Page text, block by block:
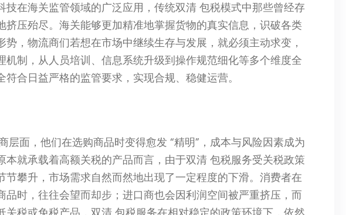
技在海关监管领域的广泛应用，传统双清 包税模式中那些曾经存
挤压殆尽。海关能够更加精准地掌握货物的真实信息，识破各类
，物流商们若想在市场中继续生存与发展，就必须主动求变，
制，从人员培训、信息系统升级到操作规范细化等多个维度全
合日益严格的监管要求，实现合规、稳健运营。
面，他们在选购商品时变得愈发 “精明”，成本与风险因素成为
就承载着高额关税的产品而言，由于双清 包税服务受关税政策
节攀升，市场需求自然而然地出现了一定程度的下滑。消费者在
时，往往会望而却步；进口商也会因利润空间被严重挤压，而